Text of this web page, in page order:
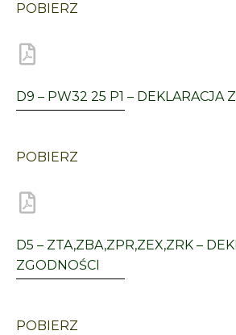
POBIERZ
D9 – PW32 25 P1 – DEKLARACJA
POBIERZ
D5 – ZTA,ZBA,ZPR,ZEX,ZRK –
ZGODNOŚCI
POBIERZ